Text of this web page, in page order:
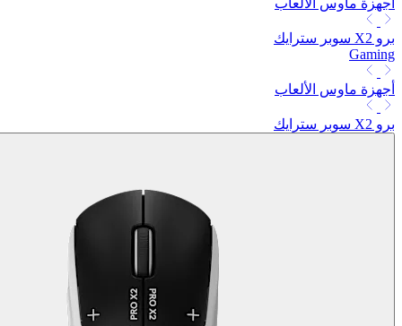
أجهزة ماوس الألعاب
برو X2 سوبر سترايك
Gaming
أجهزة ماوس الألعاب
برو X2 سوبر سترايك